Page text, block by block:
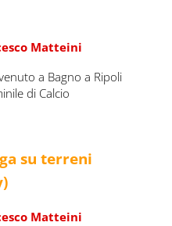
Matteini
a Bagno a Ripoli
di Calcio
su terreni
Matteini